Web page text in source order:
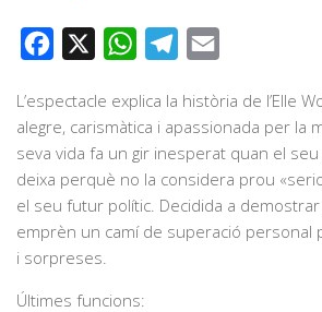
Facebook WhatsAppTelegram
L’espectacle explica la història de l’Elle
alegre, carismàtica i apassionada per la
seva vida fa un gir inesperat quan el
deixa perquè no la considera prou
el seu futur polític. Decidida a demostrar
emprèn un camí de superació personal
i sorpreses.
Últimes funcions: